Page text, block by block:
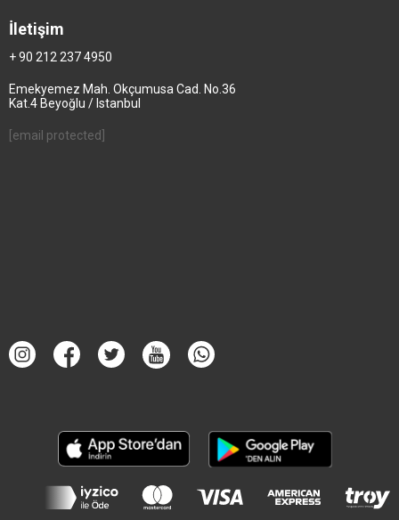
İletişim
+ 90 212 237 4950
Emekyemez Mah. Okçumusa Cad. No.36
Kat.4 Beyoğlu / Istanbul
[email protected]